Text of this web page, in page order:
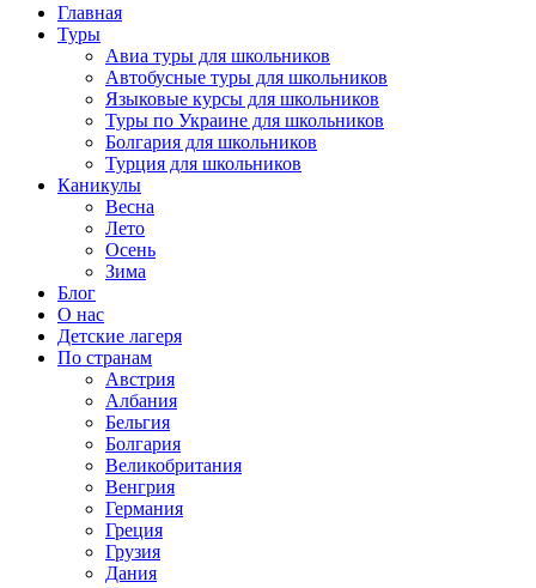
Главная
Туры
Авиа туры для школьников
Автобусные туры для школьников
Языковые курсы для школьников
Туры по Украине для школьников
Болгария для школьников
Турция для школьников
Каникулы
Весна
Лето
Осень
Зима
Блог
О нас
Детские лагеря
По странам
Австрия
Албания
Бельгия
Болгария
Великобритания
Венгрия
Германия
Греция
Грузия
Дания